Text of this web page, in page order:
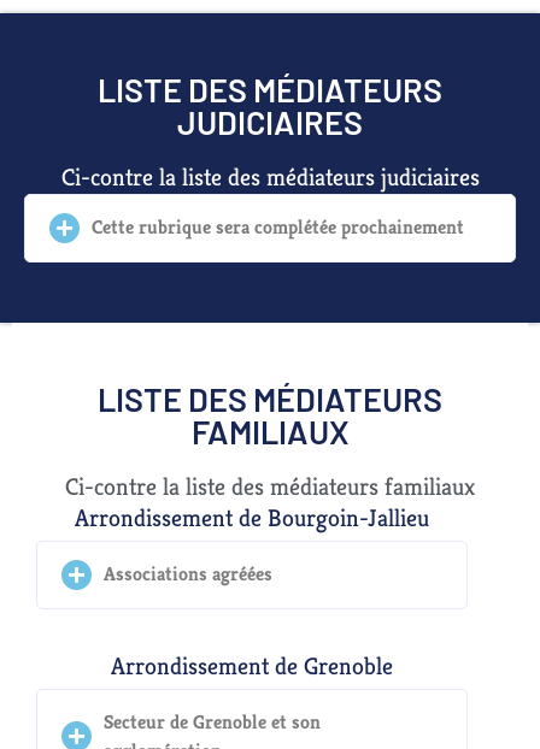
LISTE DES MÉDIATEURS
JUDICIAIRES
Ci-contre la liste des médiateurs judiciaires
Cette rubrique sera complétée prochainement
Arrondissement de Bourgoin-Jallieu
Associations agréées
Arrondissement de Grenoble
Secteur de Grenoble et son
LISTE DES MÉDIATEURS
FAMILIAUX
Ci-contre la liste des médiateurs familiaux